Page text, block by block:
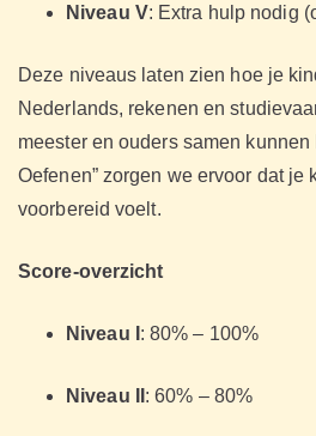
Niveau V: Extra hulp nodig
Deze niveaus laten zien hoe je
Nederlands, rekenen en
meester en ouders samen kunnen
Oefenen” zorgen we ervoor dat je
voorbereid voelt.
Score-overzicht
Niveau I : 80% – 100%
Niveau II : 60% – 80%